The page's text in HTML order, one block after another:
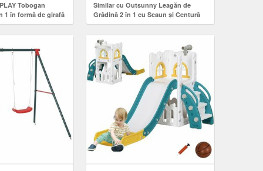
Tobogan
1 în formă de girafă
cățărare și
5 x 52 cm, roz |
Similar cu Outsunny Leagăn de
Grădină 2 în 1 cu Scaun și Centură
de Siguranță, Copii 6 Luni - 8 Ani,
180x160x182 cm, Multicolor | Aosom
Romania